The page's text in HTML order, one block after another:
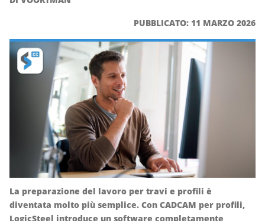
PUBBLICATO: 11 MARZO 2026
La preparazione del lavoro per travi e profili è
diventata molto più semplice. Con CADCAM per profili,
LogicSteel introduce un software completamente